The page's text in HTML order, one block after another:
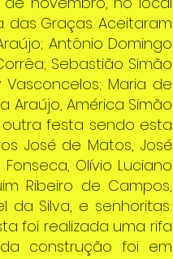
Graças. Aceitaram
Antônio Domingo
Sebastião Simão
Maria de
Araújo, América Simão
outra festa sendo esta
José de Matos, José
Olívio Luciano
Ribeiro de Campos,
da Silva, e senhoritas:
foi realizada uma rifa
construção foi em